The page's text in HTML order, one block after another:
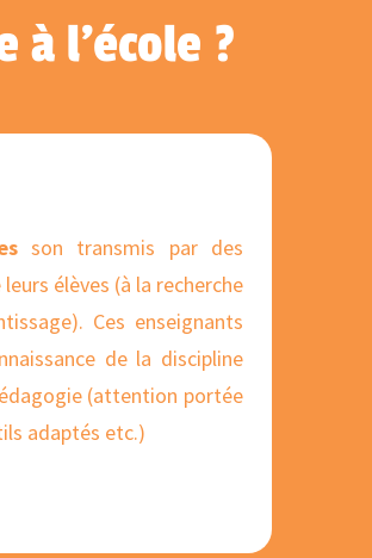
à l'école ?
son transmis par des
élèves (à la recherche
Ces enseignants
de la discipline
(attention portée
adaptés etc.)